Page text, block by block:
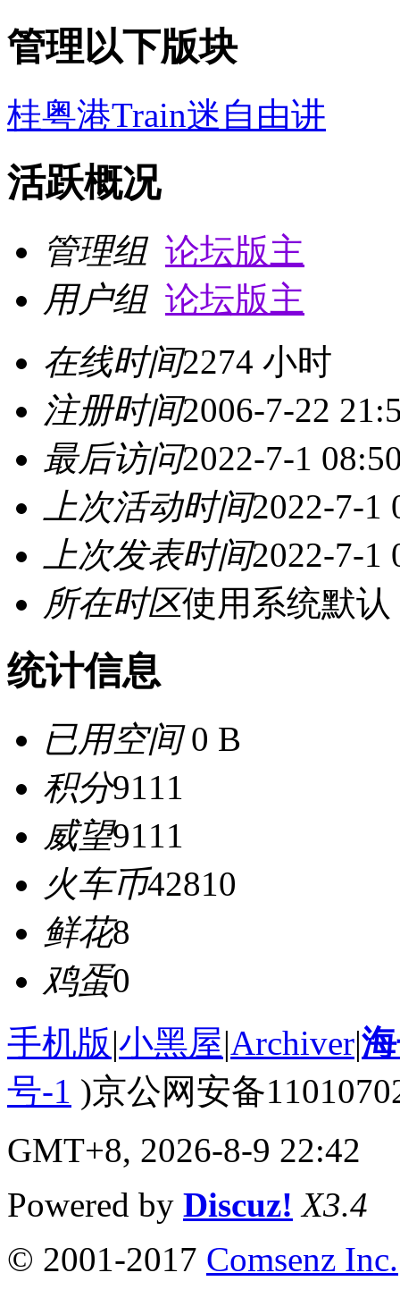
管理以下版块
桂粤港Train迷自由讲
活跃概况
管理组 论坛版主
用户组 论坛版主
在线时间2274 小时
注册时间2006-7-22
最后访问2022-7-1
上次活动时间2022-7-1
上次发表时间2022-7-1
所在时区使用系统默认
统计信息
已用空间0 B
积分9111
威望9111
火车币42810
鲜花8
鸡蛋0
手机版|小黑屋|Archiver|
号-1 )京公网安备
GMT+8, 2026-8-9 22:42
Powered by Discuz! X3.4
© 2001-2017 Comsenz Inc.